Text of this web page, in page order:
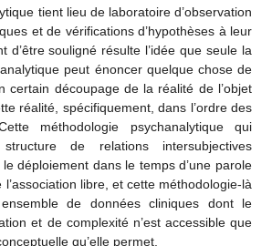
tient lieu de laboratoire d’observation
et de vérifications d’hypothèses à leur
d’être souligné résulte l’idée que seule la
peut énoncer quelque chose de
certain découpage de la réalité de l’objet
réalité, spécifiquement, dans l’ordre des
méthodologie psychanalytique qui
de relations intersubjectives
déploiement dans le temps d’une parole
libre, et cette méthodologie-là
de données cliniques dont le
et de complexité n’est accessible que
qu’elle permet.